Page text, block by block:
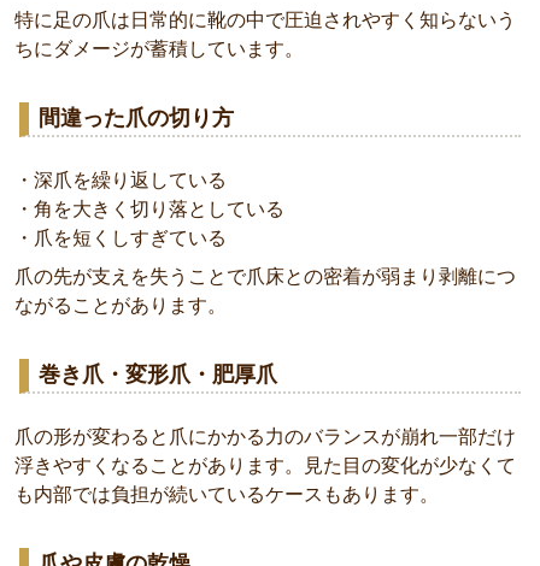
特に足の爪は日常的に靴の中で圧迫されやすく知らないう
ちにダメージが蓄積しています。
間違った爪の切り方
・深爪を繰り返している
・角を大きく切り落としている
・爪を短くしすぎている
爪の先が支えを失うことで爪床との密着が弱まり剥離につ
ながることがあります。
巻き爪・変形爪・肥厚爪
爪の形が変わると爪にかかる力のバランスが崩れ一部だけ
浮きやすくなることがあります。見た目の変化が少なくて
も内部では負担が続いているケースもあります。